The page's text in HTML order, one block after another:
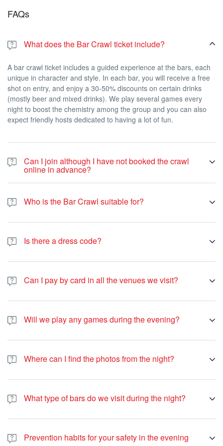
FAQs
What does the Bar Crawl ticket include?
A bar crawl ticket includes a guided experience at the bars, each
unique in character and style. In each bar, you will receive a free
shot on entry, and enjoy a 30-50% discounts on certain drinks
(mostly beer and mixed drinks). We play several games every
night to boost the chemistry among the group and you can also
expect friendly hosts dedicated to having a lot of fun.
Can I join although I have not booked the crawl
online in advance?
Yes. In case you haven’t booked online you can join the bar crawl
at any point during the night by paying 25 euros on-spot by card.
Who is the Bar Crawl suitable for?
Bar crawl is suitable for all people older than 18 years of age.
There is no upper limit, you are welcome to join us if you are 84
as long as you want to have fun. We always have people from all
Spanish speaking guides.
Is there a dress code?
Can I pay by card in all the venues we visit?
The majority of the bars we visit accept card, however, in some
bars there is a minimum amount to pay in case you want to use a
card. We also have one bar that does not accept cards at all, and
Will we play any games during the evening?
We will be playing games during the evening, depending on the
night. For example, you can expect games like flip cup, beer
pong, limbo, body shots or French Paquito.
Where can I find the photos from the night?
You can find the photo from the night on our Facebook page in
the next few days after the bar crawl.
What type of bars do we visit during the night?
We visit several types of bars, though it depends on the night as
we switch up the venues every day of the week. We have a
variety of bars starting with Irish pubs, going through cocktail bars
Prevention habits for your safety in the evening